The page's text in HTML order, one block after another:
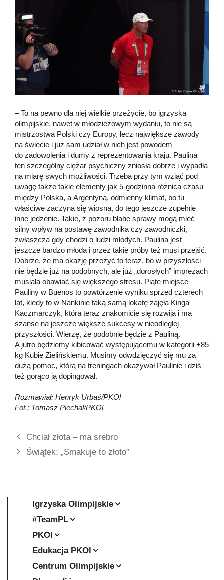
– To na pewno dla niej wielkie przeżycie, bo igrzyska
olimpijskie, nawet w młodzieżowym wydaniu, to nie są
mistrzostwa Polski czy Europy, lecz największe zawody
na świecie i już sam udział w nich jest powodem
do zadowolenia i dumy z reprezentowania kraju. Paulina
ten szczególny ciężar psychiczny zniosła dobrze i wypadła
na miarę swych możliwości. Trzeba przy tym wziąć pod
uwagę także takie elementy jak 5-godzinna różnica czasu
między Polska, a Argentyną, odmienny klimat, bo tu
właściwe zaczyna się wiosna, do tego jeszcze zupełnie
inne jedzenie. Takie, z pozoru błahe sprawy mogą mieć
silny wpływ na postawę zawodnika czy zawodniczki,
zwłaszcza gdy chodzi o ludzi młodych. Paulina jest
jeszcze bardzo młoda i przez takie próby też musi przejść.
Dobrze, że ma okazję przeżyć to teraz, bo w przyszłości
nie będzie już na podobnych, ale już „dorosłych” imprezach
musiała obawiać się większego stresu. Piąte miejsce
Pauliny w Buenos to powtórzenie wyniku sprzed czterech
lat, kiedy to w Nankinie taką samą lokatę zajęła Kinga
Kaczmarczyk, która teraz znakomicie się rozwija i ma
szanse na jeszcze większe sukcesy w nieodległej
przyszłości. Wierzę, że podobnie będzie z Pauliną.
A jutro będziemy kibicować występującemu w kategorii +85
kg Kubie Zielińskiemu. Musimy odwdzięczyć się mu za
dużą pomoc, którą na treningach okazywał Paulinie i dziś
też gorąco ją dopingował.
Rozmawiał: Henryk Urbaś/PKOl
Fot.: Tomasz Piechal/PKOl
Chciał złota – ma srebro
Świątek: „Smakuje to złoto”
Igrzyska Olimpijskie
#TeamPL
PKOl
Edukacja PKOl
Centrum Olimpijskie